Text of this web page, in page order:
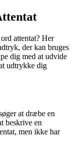
attentat? Her
der kan bruges
dig med at udvide
udtrykke dig
at dræbe en
beskrive en
men ikke har